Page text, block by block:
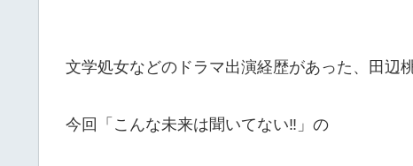
文学処女などのドラマ出演経歴があった、田辺
今回「こんな未来は聞いてない‼」の